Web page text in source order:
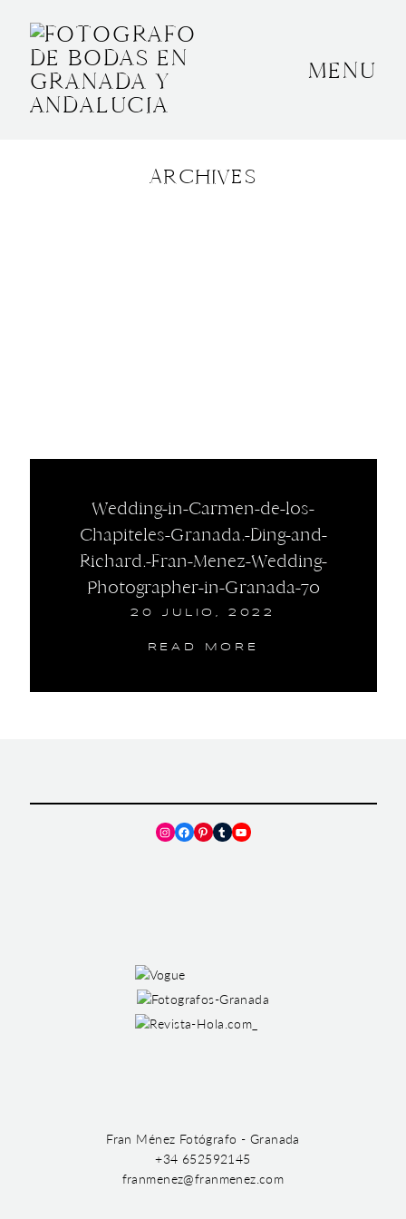
MENU
ARCHIVES
Wedding-in-Carmen-de-los-
Chapiteles-Granada.-Ding-and-
Richard.-Fran-Menez-Wedding-
Photographer-in-Granada-70
20 JULIO, 2022
READ MORE
BODAS
Instagram
Facebook
Pinterest
TumblrYouTube
Fran Ménez Fotógrafo - Granada
+34 652592145
franmenez@franmenez.com